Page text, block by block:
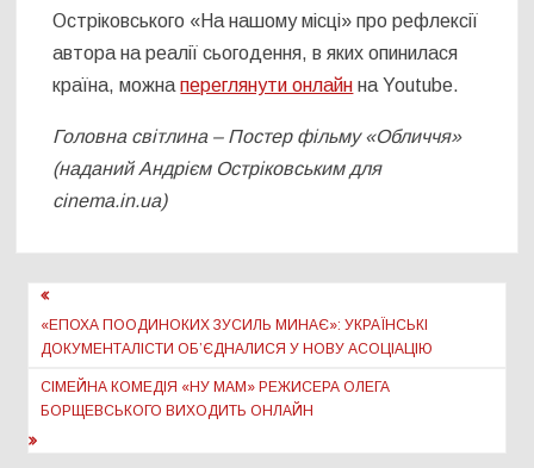
Остріковського «На нашому місці» про рефлексії
автора на реалії сьогодення, в яких опинилася
країна, можнапереглянути онлайн на Youtube.
Головна світлина – Постер фільму «Обличчя»
(наданий Андрієм Остріковським для
cinema.in.ua)
Навігація
записів
«ЕПОХА ПООДИНОКИХ ЗУСИЛЬ МИНАЄ»: УКРАЇНСЬКІ
ДОКУМЕНТАЛІСТИ ОБ’ЄДНАЛИСЯ У НОВУ АСОЦІАЦІЮ
СІМЕЙНА КОМЕДІЯ «НУ МАМ» РЕЖИСЕРА ОЛЕГА
БОРЩЕВСЬКОГО ВИХОДИТЬ ОНЛАЙН